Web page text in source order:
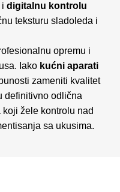
i digitalnu kontrolu
teksturu sladoleda i
opremu i
Iako kućni aparati
zameniti kvalitet
definitivno odlična
žele kontrolu nad
sa ukusima.